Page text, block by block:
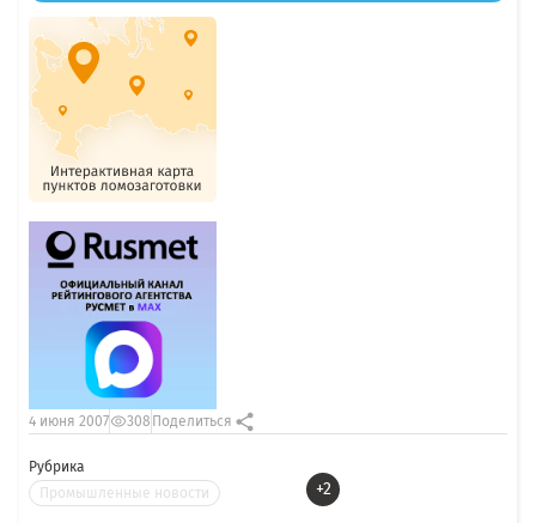
Рубрика
Промышленные новости
+2
4 июня 2007 308 Поделиться